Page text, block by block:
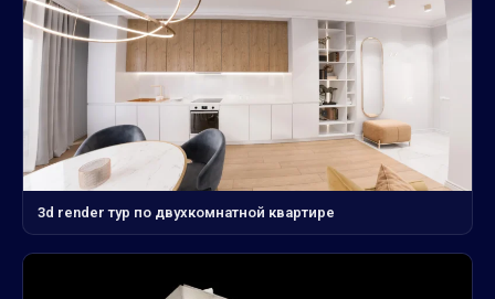
3d render тур по двухкомнатной квартире